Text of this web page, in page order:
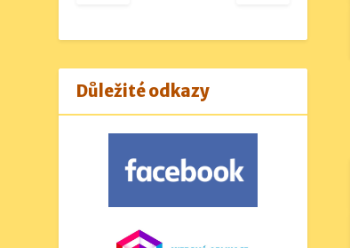
Důležité odkazy